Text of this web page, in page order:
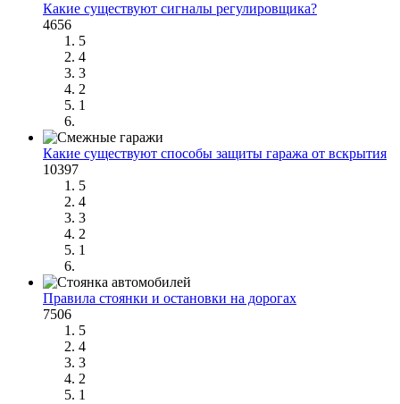
Какие существуют сигналы регулировщика?
4656
5
4
3
2
1
Какие существуют способы защиты гаража от вскрытия
10397
5
4
3
2
1
Правила стоянки и остановки на дорогах
7506
5
4
3
2
1